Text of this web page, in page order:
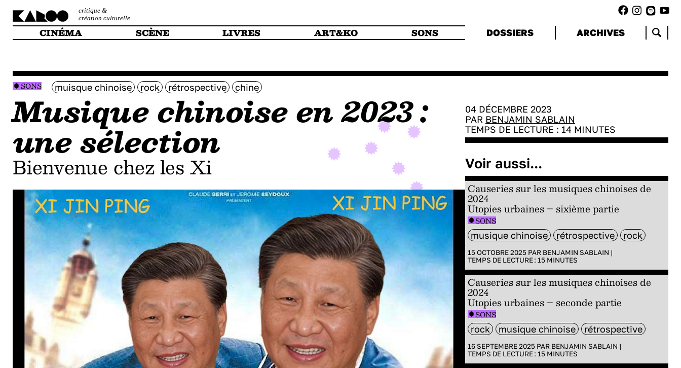
critique &
création culturelle
CINÉMA SCÈNE LIVRES ART&KO SONS DOSSIERS ARCHIVES
SONS muisque chinoise rock rétrospective chine
Musique chinoise en 2023 :
une sélection
Bienvenue chez les Xi
04 DÉCEMBRE 2023
PAR BENJAMIN SABLAIN
TEMPS DE LECTURE : 14 MINUTES
Voir aussi...
Causeries sur les musiques chinoises de
2024
Utopies urbaines – sixième partie
SONS
musique chinoise rétrospective rock
15 OCTOBRE 2025 PAR BENJAMIN SABLAIN |
TEMPS DE LECTURE : 15MINUTES
Causeries sur les musiques chinoises de
2024
Utopies urbaines – seconde partie
SONS
rock musique chinoise rétrospective
16 SEPTEMBRE 2025 PAR BENJAMIN SABLAIN |
TEMPS DE LECTURE : 15MINUTES